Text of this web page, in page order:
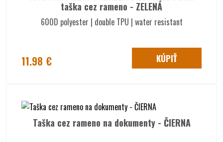
taška cez rameno - ZELENÁ
600D polyester | double TPU | water resistant
11.98 € KÚPIŤ
Taška cez rameno na dokumenty - ČIERNA